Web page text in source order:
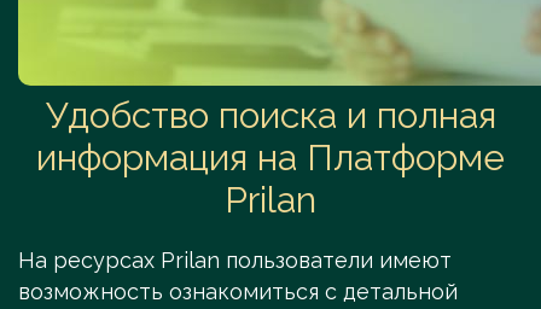
Удобство поиска и полная
информация на Платформе
Prilan
На ресурсах Prilan пользователи имеют
возможность ознакомиться с детальной